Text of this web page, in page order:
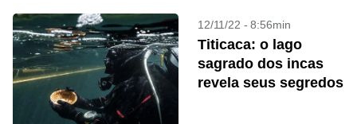
12/11/22 - 8:56min
Titicaca: o lago
sagrado dos incas
revela seus segredos